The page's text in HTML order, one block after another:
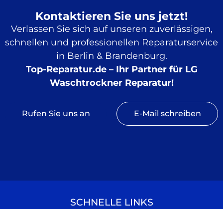
Kontaktieren Sie uns jetzt!
Verlassen Sie sich auf unseren zuverlässigen,
schnellen und professionellen Reparaturservice
in Berlin & Brandenburg.
Top-Reparatur.de – Ihr Partner für LG
Waschtrockner Reparatur!
Rufen Sie uns an E-Mail schreiben
SCHNELLE LINKS